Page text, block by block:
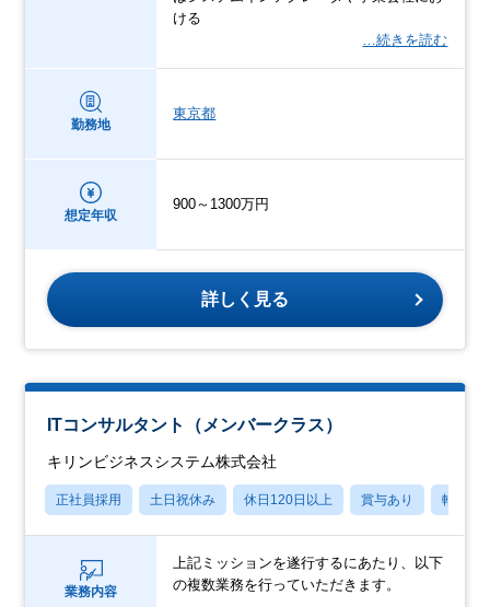
ける
…続きを読む
勤務地
東京都
想定年収
900～1300万円
詳しく見る
ITコンサルタント（メンバークラス）
キリンビジネスシステム株式会社
正社員採用 土日祝休み 休日120日以上 賞与あり 転勤な
業務内容
上記ミッションを遂行するにあたり、以下
の複数業務を行っていただきます。